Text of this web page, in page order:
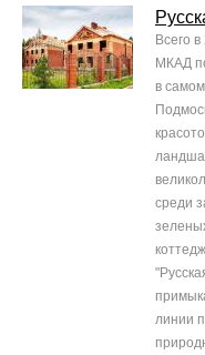
Всего
МКАД
в
среди
линии